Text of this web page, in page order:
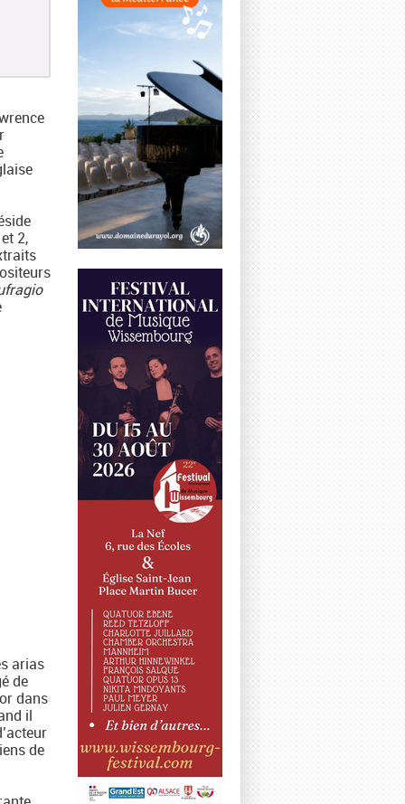
2,
arias
de
dans
il
de